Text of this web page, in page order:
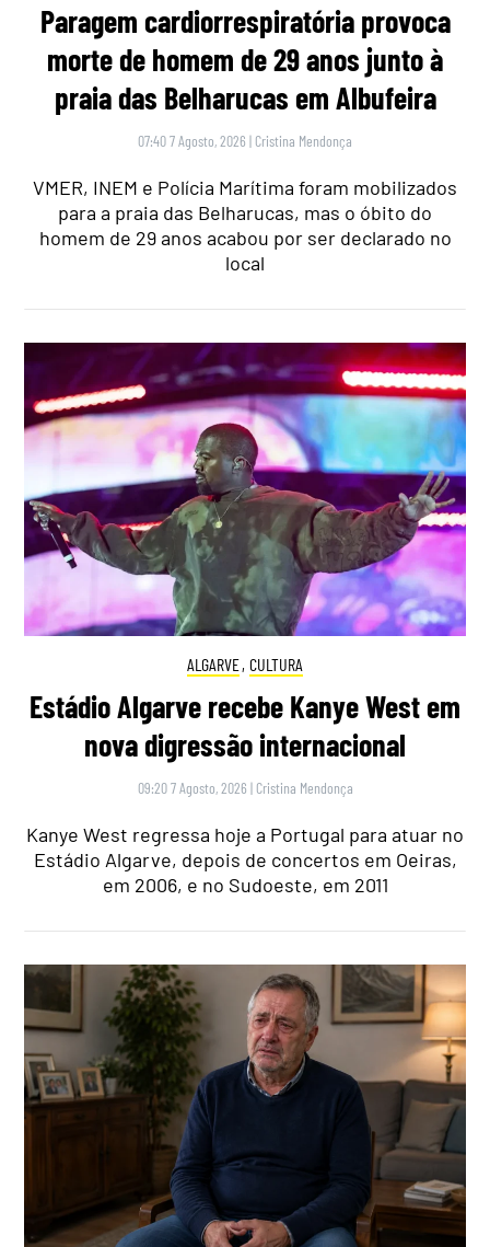
Paragem cardiorrespiratória provoca
morte de homem de 29 anos junto à
praia das Belharucas em Albufeira
07:40 7 Agosto, 2026 | Cristina Mendonça
VMER, INEM e Polícia Marítima foram mobilizados
para a praia das Belharucas, mas o óbito do
homem de 29 anos acabou por ser declarado no
local
ALGARVE, CULTURA
Estádio Algarve recebe Kanye West em
nova digressão internacional
09:20 7 Agosto, 2026 | Cristina Mendonça
Kanye West regressa hoje a Portugal para atuar no
Estádio Algarve, depois de concertos em Oeiras,
em 2006, e no Sudoeste, em 2011